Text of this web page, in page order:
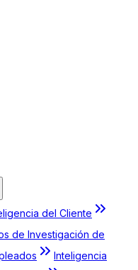
del Cliente
de Investigación de
Inteligencia